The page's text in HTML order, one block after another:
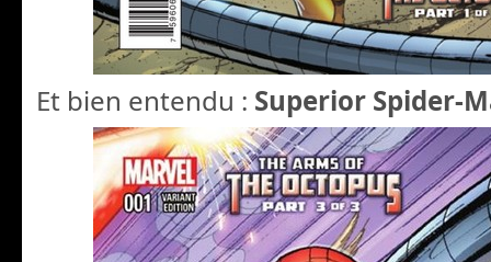
Et bien entendu : Superior Spider-